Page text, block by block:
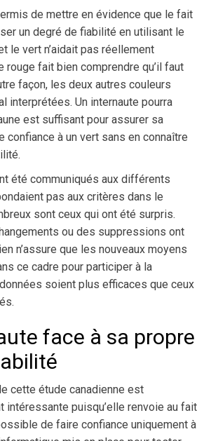
de mettre en évidence que le fait
un degré de fiabilité en utilisant le
le vert n’aidait pas réellement
rouge fait bien comprendre qu’il faut
façon, les deux autres couleurs
interprétées. Un internaute pourra
est suffisant pour assurer sa
confiance à un vert sans en connaître
été communiqués aux différents
pas aux critères dans le
sont ceux qui ont été surpris.
ou des suppressions ont
n’assure que les nouveaux moyens
ce cadre pour participer à la
soient plus efficaces que ceux
face à sa propre
cette étude canadienne est
intéressante puisqu’elle renvoie au fait
de faire confiance uniquement à